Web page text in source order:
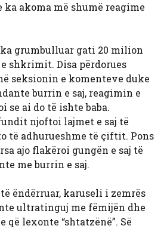
ka akoma më shumë reagime
grumbulluar gati 20 milion
shkrimit. Disa përdorues
seksionin e komenteve duke
burrin e saj, reagimin e
se ai do të ishte baba.
njoftoi lajmet e saj të
të adhurueshme të çiftit. Pons
ajo flakëroi gungën e saj të
me burrin e saj.
ëndërruar, karuseli i zemrës
ultratinguj me fëmijën dhe
që lexonte “shtatzënë”. Së